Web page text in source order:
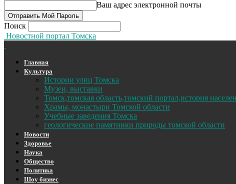
Ваш адрес электронной почты
Поиск
Новостной портал Томска
Главная
Культура
Истории улиц Томска
Музеи, выставки
Томск,томская область,томский портал,история
Храмы, монастыри Томской области
Учебные заведения Томска
геологические памятники природы томской области
Новости
Здоровье
Наука
Общество
Политика
Шоу бизнес